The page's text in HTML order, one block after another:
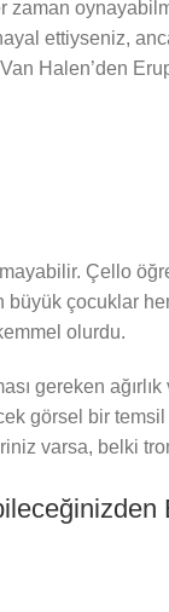
ettiyseniz,
Halen’den
Çello
çocuklar
olurdu.
gereken
görsel bir temsil
varsa, belki